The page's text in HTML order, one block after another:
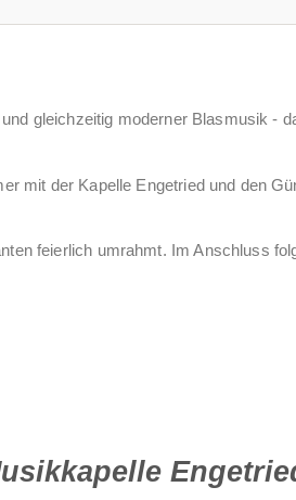
gleichzeitig moderner Blasmusik -
mit der Kapelle Engetried und den
feierlich umrahmt. Im Anschluss